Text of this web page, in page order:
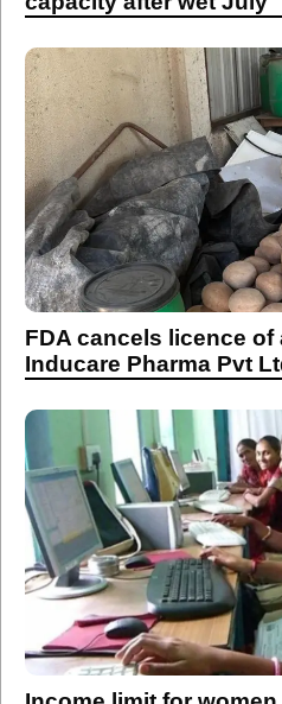
FDA cancels licence of
Inducare Pharma Pvt
Income limit for
welfare schemes